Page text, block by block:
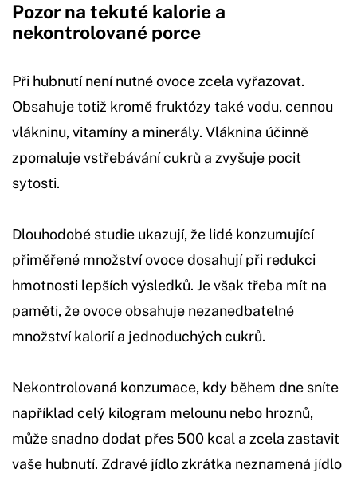
Pozor na tekuté kalorie a
nekontrolované porce
Při hubnutí není nutné ovoce zcela vyřazovat.
Obsahuje totiž kromě fruktózy také vodu, cennou
vlákninu, vitamíny a minerály. Vláknina účinně
zpomaluje vstřebávání cukrů a zvyšuje pocit
sytosti.
Dlouhodobé studie ukazují, že lidé konzumující
přiměřené množství ovoce dosahují při redukci
hmotnosti lepších výsledků. Je však třeba mít na
paměti, že ovoce obsahuje nezanedbatelné
množství kalorií a jednoduchých cukrů.
Nekontrolovaná konzumace, kdy během dne sníte
například celý kilogram melounu nebo hroznů,
může snadno dodat přes 500 kcal a zcela zastavit
vaše hubnutí. Zdravé jídlo zkrátka neznamená jídlo